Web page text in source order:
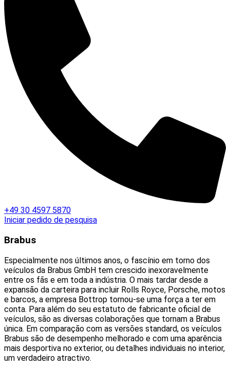
+49 30 4597 5870
Iniciar pedido de pesquisa
Brabus
Especialmente nos últimos anos, o fascínio em torno dos
veículos da Brabus GmbH tem crescido inexoravelmente
entre os fãs e em toda a indústria. O mais tardar desde a
expansão da carteira para incluir Rolls Royce, Porsche, motos
e barcos, a empresa Bottrop tornou-se uma força a ter em
conta. Para além do seu estatuto de fabricante oficial de
veículos, são as diversas colaborações que tornam a Brabus
única. Em comparação com as versões standard, os veículos
Brabus são de desempenho melhorado e com uma aparência
mais desportiva no exterior, ou detalhes individuais no interior,
um verdadeiro atractivo.